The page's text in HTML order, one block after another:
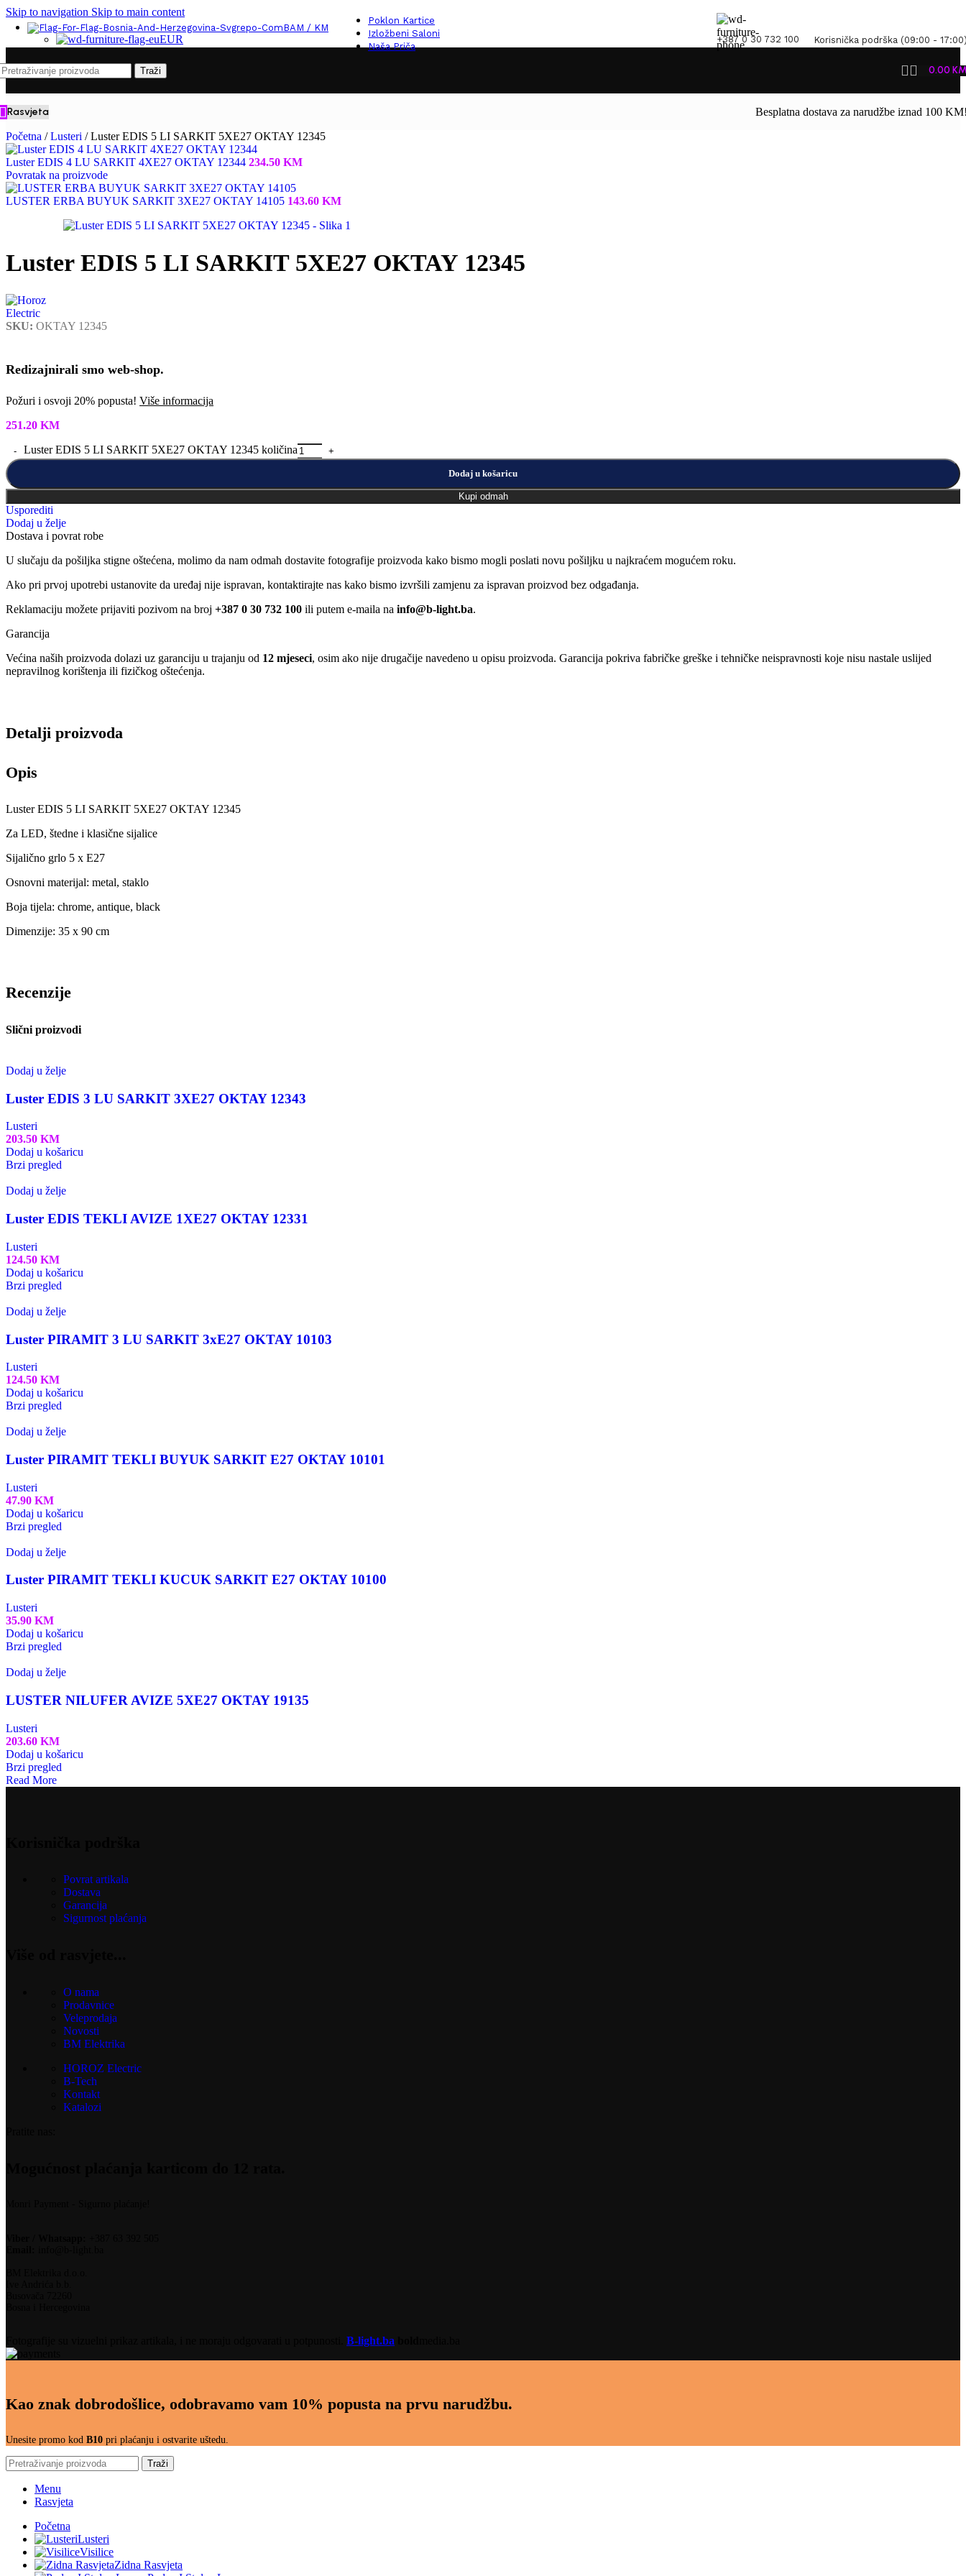
Skip to navigation Skip to main content
BAM / KM
EUR
Poklon Kartice
Izložbeni Saloni
Naša Priča
+387 0 30 732 100 Korisnička podrška (09:00 -
Traži 0.00
Rasvjeta Besplatna dostava za narudžbe iznad 100
Početna / Lusteri / Luster EDIS 5 LI SARKIT 5XE27 OKTAY 12345
Luster EDIS 4 LU SARKIT 4XE27 OKTAY 12344 234.50 KM
Povratak na proizvode
LUSTER ERBA BUYUK SARKIT 3XE27 OKTAY 14105 143.60 KM
Luster EDIS 5 LI SARKIT 5XE27 OKTAY 12345
SKU: OKTAY 12345
Redizajnirali smo web-shop.
Požuri i osvoji 20% popusta! Više informacija
251.20 KM
Luster EDIS 5 LI SARKIT 5XE27 OKTAY 12345 količina
Dodaj u košaricu
Kupi odmah
Usporediti
Dodaj u želje
Dostava i povrat robe
U slučaju da pošiljka stigne oštećena, molimo da nam odmah dostavite fotografije proizvoda kako bismo mogli poslati novu pošiljku u najkraćem mogućem roku.
Ako pri prvoj upotrebi ustanovite da uređaj nije ispravan, kontaktirajte nas kako bismo izvršili zamjenu za ispravan proizvod bez odgađanja.
Reklamaciju možete prijaviti pozivom na broj +387 0 30 732 100 ili putem e-maila na info@b-light.ba.
Garancija
Većina naših proizvoda dolazi uz garanciju u trajanju od 12 mjeseci, osim ako nije drugačije navedeno u opisu proizvoda. Garancija pokriva fabričke greške i tehničke neispravnosti koje nisu nastale uslijed
nepravilnog korištenja ili fizičkog oštećenja.
Detalji proizvoda
Opis
Luster EDIS 5 LI SARKIT 5XE27 OKTAY 12345
Za LED, štedne i klasične sijalice
Sijalično grlo 5 x E27
Osnovni materijal: metal, staklo
Boja tijela: chrome, antique, black
Dimenzije: 35 x 90 cm
Recenzije
Slični proizvodi
Dodaj u želje
Luster EDIS 3 LU SARKIT 3XE27 OKTAY 12343
Lusteri
203.50 KM
Dodaj u košaricu
Brzi pregled
Dodaj u želje
Luster EDIS TEKLI AVIZE 1XE27 OKTAY 12331
Lusteri
124.50 KM
Dodaj u košaricu
Brzi pregled
Dodaj u želje
Luster PIRAMIT 3 LU SARKIT 3xE27 OKTAY 10103
Lusteri
124.50 KM
Dodaj u košaricu
Brzi pregled
Dodaj u želje
Luster PIRAMIT TEKLI BUYUK SARKIT E27 OKTAY 10101
Lusteri
47.90 KM
Dodaj u košaricu
Brzi pregled
Dodaj u želje
Luster PIRAMIT TEKLI KUCUK SARKIT E27 OKTAY 10100
Lusteri
35.90 KM
Dodaj u košaricu
Brzi pregled
Dodaj u želje
LUSTER NILUFER AVIZE 5XE27 OKTAY 19135
Lusteri
203.60 KM
Dodaj u košaricu
Brzi pregled
Read More
Povrat artikala
Dostava
Garancija
Sigurnost plaćanja
O nama
Prodavnice
Veleprodaja
Novosti
BM Elektrika
HOROZ Electric
B-Tech
Kontakt
Katalozi
B-light.ba
Kao znak dobrodošlice, odobravamo vam 10% popusta na prvu narudžbu.
Unesite promo kod B10 pri plaćanju i ostvarite uštedu.
Traži
Menu
Rasvjeta
Početna
Lusteri
Visilice
Zidna Rasvjeta